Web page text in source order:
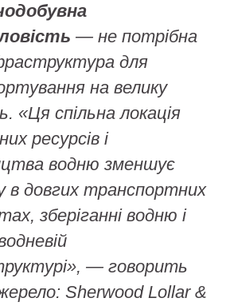
— не потрібна
для
на велику
«Ця спільна локація
ресурсів і
водню зменшує
в довгих транспортних
зберіганні водню і
— говорить
Sherwood Lollar &